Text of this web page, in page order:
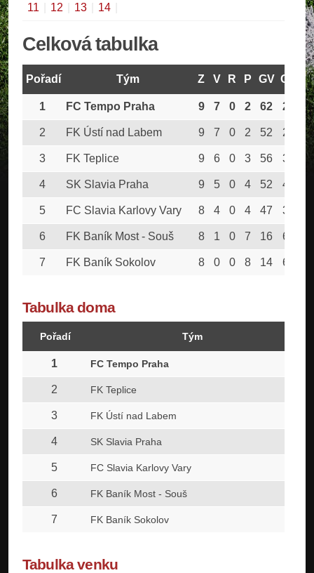
11
12 13 14
Celková tabulka
Pořadí Tým Z V R P GV GO
1 FC Tempo Praha 9 7 0 2 62 23
2 FK Ústí nad Labem 9 7 0 2 52 27
3 FK Teplice 9 6 0 3 56 30
4 SK Slavia Praha 9 5 0 4 52 44
5 FC Slavia Karlovy Vary 8 4 0 4 47 38
6 FK Baník Most - Souš 8 1 0 7 16 68
7 FK Baník Sokolov 8 0 0 8 14 69
Tabulka doma
Pořadí Tým
1 FC Tempo Praha
2 FK Teplice
3 FK Ústí nad Labem
4 SK Slavia Praha
5 FC Slavia Karlovy Vary
6 FK Baník Most - Souš
7 FK Baník Sokolov
Tabulka venku